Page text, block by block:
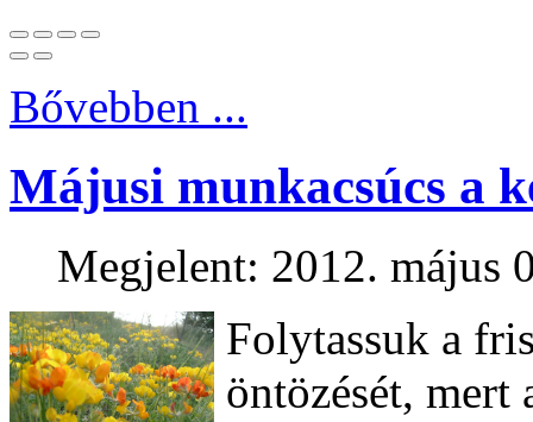
Bővebben ...
Májusi munkacsúcs a
Megjelent: 2012. május
Folytassuk a
öntözését, mert